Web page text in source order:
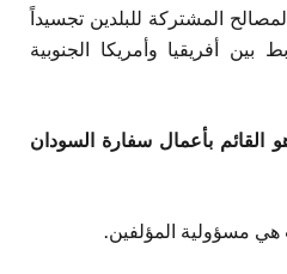
المشتركة للبلدين تجسيداً
أفريقيا وأمريكا الجنوبية
القائم بأعمال سفارة السودان
هي مسؤولية المؤلفين.